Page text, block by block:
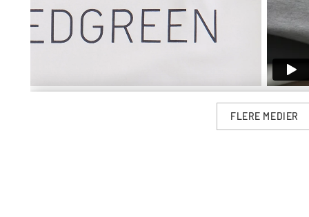
FLERE MEDIER